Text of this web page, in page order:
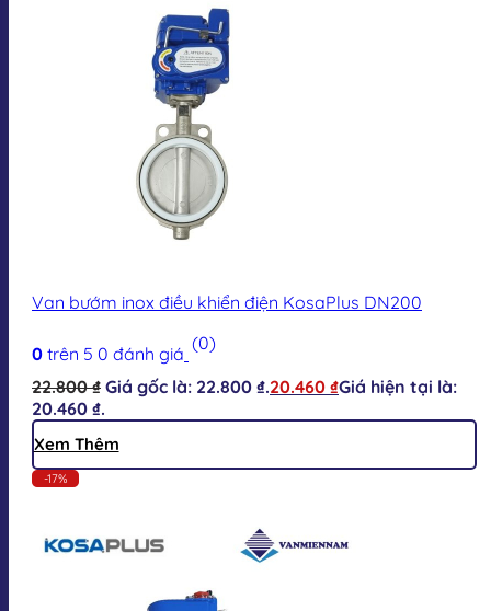
Van bướm inox điều khiển điện KosaPlus DN200
0 trên 5 0 đánh giá (0)
22.800₫ Giá gốc là: 22.800 ₫.20.460 ₫Giá hiện tại là:
20.460 ₫.
Xem Thêm
-17%